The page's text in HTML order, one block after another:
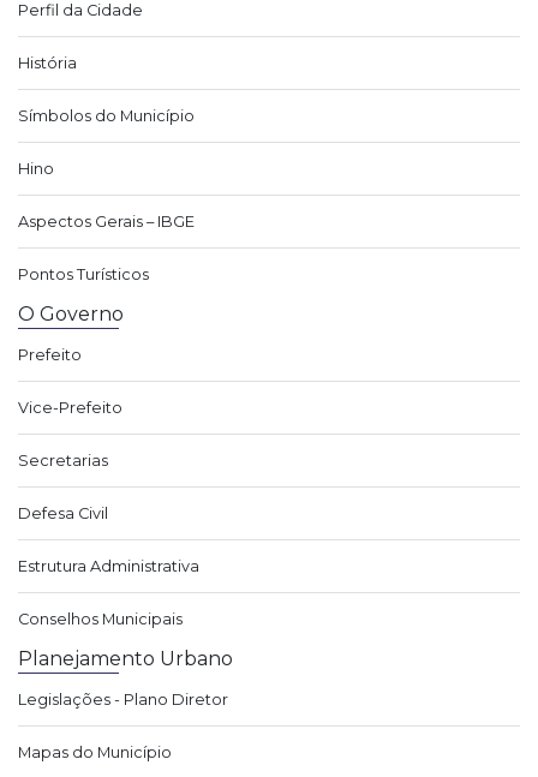
Perfil da Cidade
História
Símbolos do Município
Hino
Aspectos Gerais – IBGE
Pontos Turísticos
O Governo
Prefeito
Vice-Prefeito
Secretarias
Defesa Civil
Estrutura Administrativa
Conselhos Municipais
Planejamento Urbano
Legislações - Plano Diretor
Mapas do Município